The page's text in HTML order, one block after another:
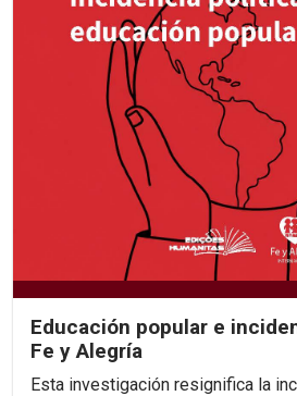
Educación popular e
Fe y Alegría
Esta investigación resignifica la